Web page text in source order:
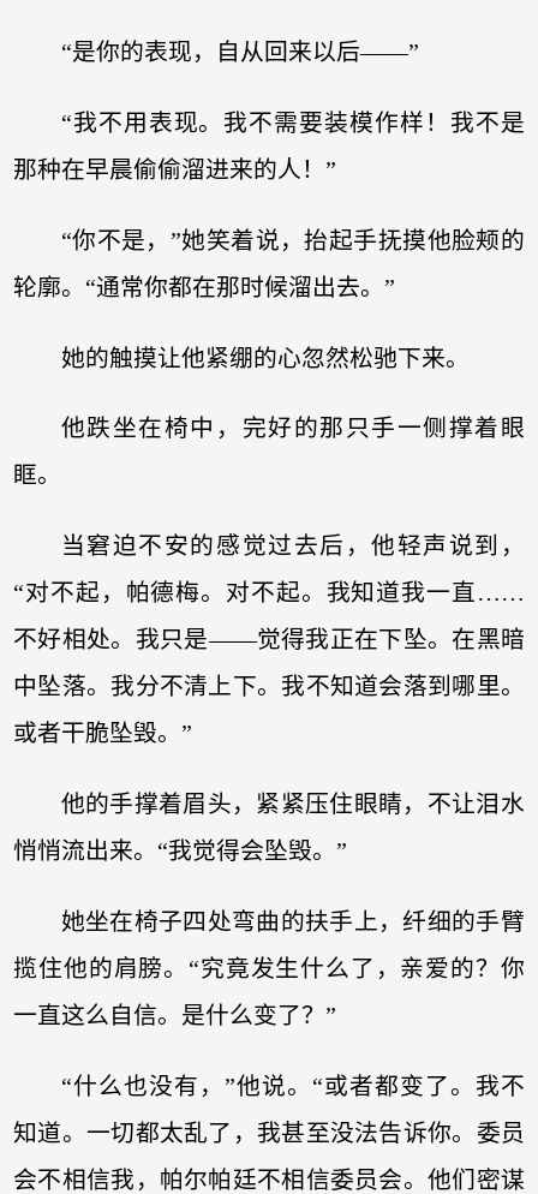
“是你的表现，自从回来以后——”
“我不用表现。我不需要装模作样！我不是
那种在早晨偷偷溜进来的人！”
“你不是，”她笑着说，抬起手抚摸他脸颊的
轮廓。“通常你都在那时候溜出去。”
她的触摸让他紧绷的心忽然松驰下来。
他跌坐在椅中，完好的那只手一侧撑着眼
眶。
当窘迫不安的感觉过去后，他轻声说到，
“对不起，帕德梅。对不起。我知道我一直……
不好相处。我只是——觉得我正在下坠。在黑暗
中坠落。我分不清上下。我不知道会落到哪里。
或者干脆坠毁。”
他的手撑着眉头，紧紧压住眼睛，不让泪水
悄悄流出来。“我觉得会坠毁。”
她坐在椅子四处弯曲的扶手上，纤细的手臂
揽住他的肩膀。“究竟发生什么了，亲爱的？你
一直这么自信。是什么变了？”
“什么也没有，”他说。“或者都变了。我不
知道。一切都太乱了，我甚至没法告诉你。委员
会不相信我，帕尔帕廷不相信委员会。他们密谋